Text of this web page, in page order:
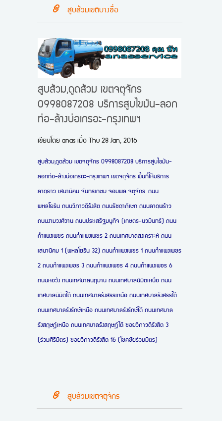
สูบส้วมเขตบางซื่อ
สูบส้วม,ดูดส้วม เขตจตุจักร
0998087208 บริการสูบไขมัน-ลอก
ท่อ-ล้างบ่อเกรอะ-กรุงเทพฯ
เขียนโดย anas เมื่อ Thu 28 Jan, 2016
สูบส้วม,ดูดส้วม เขตจตุจักร 0998087208 บริการสูบไขมัน-
ลอกท่อ-ล้างบ่อเกรอะ-กรุงเทพฯ เขตจตุจักร พื้นที่ให้บริการ
ลาดยาว เสนานิคม จันทรเกษม จอมพล จตุจักร ถนน
พหลโยธิน ถนนวิภาวดีรังสิต ถนนรัชดาภิเษก ถนนลาดพร้าว
ถนนงามวงศ์วาน ถนนประเสริฐมนูกิจ (เกษตร-นวมินทร์) ถนน
กำแพงเพชร ถนนกำแพงเพชร 2 ถนนเทศบาลสงเคราะห์ ถนน
เสนานิคม 1 (พหลโยธิน 32) ถนนกำแพงเพชร 1 ถนนกำแพงเพชร
2 ถนนกำแพงเพชร 3 ถนนกำแพงเพชร 4 ถนนกำแพงเพชร 6
ถนนหอวัง ถนนเทศบาลนฤมาน ถนนเทศบาลนิมิตเหนือ ถนน
เทศบาลนิมิตใต้ ถนนเทศบาลรังสรรเหนือ ถนนเทศบาลรังสรรใต้
ถนนเทศบาลรังรักษ์เหนือ ถนนเทศบาลรังรักษ์ใต้ ถนนเทศบาล
รังสฤษฎ์เหนือ ถนนเทศบาลรังสฤษฎ์ใต้ ซอยวิภาวดีรังสิต 3
(ร่วมศิริมิตร) ซอยวิภาวดีรังสิต 16 (โชคชัยร่วมมิตร)
สูบส้วมเขตจตุจักร